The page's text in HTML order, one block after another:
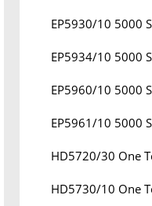
EP5930/10 5000
EP5934/10 5000
EP5960/10 5000
EP5961/10 5000
HD5720/30 One
HD5730/10 One